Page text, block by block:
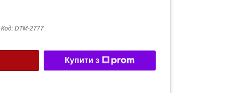
Код: DTM-2777
Купити з